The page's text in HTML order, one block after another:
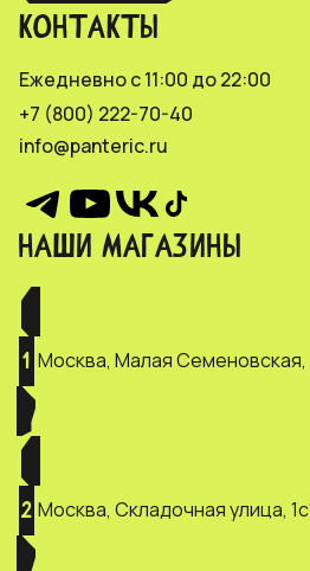
НАШИ МАГАЗИНЫ
1 Москва, Малая Семеновская,
2 Москва, Складочная улица,
КОНТАКТЫ
Ежедневно с 11:00 до 22:00
+7 (800) 222-70-40
info@panteric.ru